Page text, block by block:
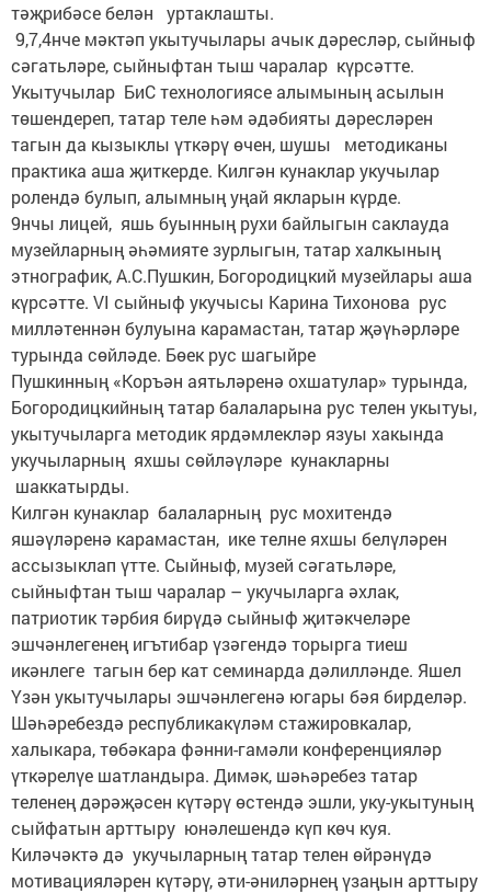
тәҗрибәсе белән уртаклашты.
9,7,4нче мәктәп укытучылары ачык дәресләр, сыйныф
сәгатьләре, сыйныфтан тыш чаралар күрсәтте.
Укытучылар БиС технологиясе алымының асылын
төшендереп, татар теле һәм әдәбияты дәресләрен
тагын да кызыклы үткәрү өчен, шушы методиканы
практика аша җиткерде. Килгән кунаклар укучылар
ролендә булып, алымның уңай якларын күрде.
9нчы лицей, яшь буынның рухи байлыгын саклауда
музейларның әһәмияте зурлыгын, татар халкының
этнографик, А.С.Пушкин, Богородицкий музейлары аша
күрсәтте. VI сыйныф укучысы Карина Тихонова рус
милләтеннән булуына карамастан, татар җәүһәрләре
турында сөйләде. Бөек рус шагыйре
Пушкинның «Коръән аятьләренә охшатулар» турында,
Богородицкийның татар балаларына рус телен укытуы,
укытучыларга методик ярдәмлекләр язуы хакында
укучыларның яхшы сөйләүләре кунакларны
шаккатырды.
Килгән кунаклар балаларның рус мохитендә
яшәүләренә карамастан, ике телне яхшы белүләрен
ассызык­лап үтте. Сыйныф, музей сәгатьләре,
сыйныфтан тыш чаралар – укучыларга әхлак,
патриотик тәрбия бирүдә сыйныф җитәкчеләре
эшчәнлегенең игътибар үзәгендә торырга тиеш
икәнлеге тагын бер кат семинарда дәлилләнде. Яшел
Үзән укытучылары эшчәнлегенә югары бәя бирделәр.
Шәһәребездә республикакүләм стажировкалар,
халыкара, төбәкара фәнни-гамәли конференцияләр
үткәрелүе шатландыра. Димәк, шәһәребез татар
теленең дәрәҗәсен күтәрү өстендә эшли, уку-укытуның
сыйфатын арттыру юнәлешендә күп көч куя.
Киләчәктә дә укучыларның татар телен өйрәнүдә
мотивацияләрен күтәрү, әти-әниләрнең үзаңын арттыру